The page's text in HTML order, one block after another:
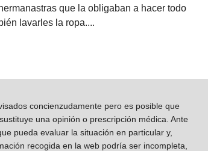
que la obligaban a hacer todo
lavarles la ropa....
concienzudamente pero es posible que
una opinión o prescripción médica. Ante
pueda evaluar la situación en particular y,
recogida en la web podría ser incompleta,